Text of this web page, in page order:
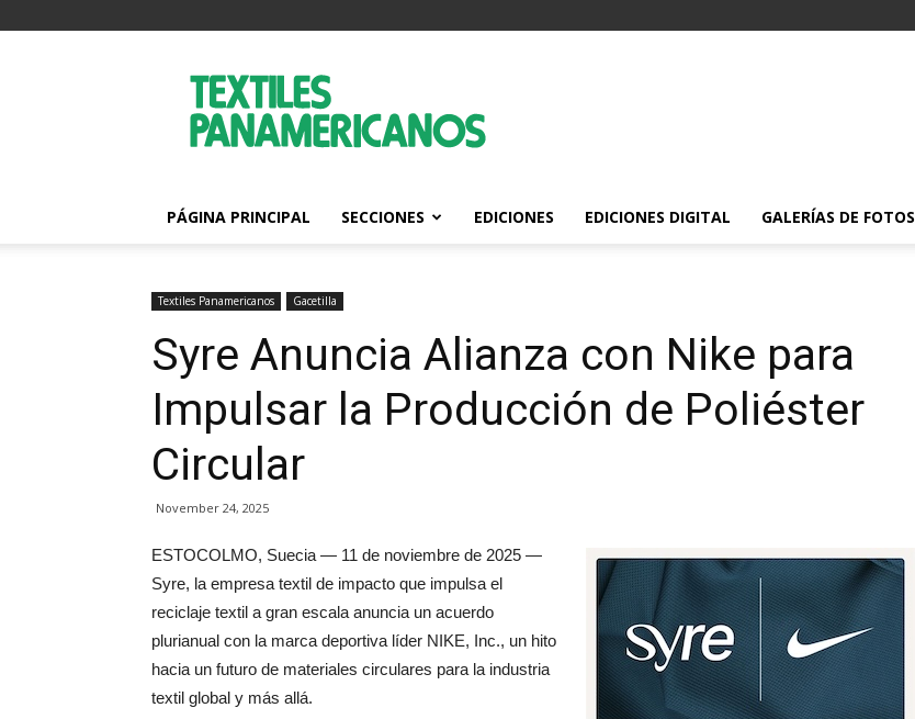
Textiles
Panamericanos
PÁGINA PRINCIPAL SECCIONES EDICIONES EDICIONES DIGITAL GALERÍAS DE FOTOS
Textiles Panamericanos Gacetilla
Syre Anuncia Alianza con Nike para
Impulsar la Producción de Poliéster
Circular
November 24, 2025
ESTOCOLMO, Suecia — 11 de noviembre de 2025 —
Syre, la empresa textil de impacto que impulsa el
reciclaje textil a gran escala anuncia un acuerdo
plurianual con la marca deportiva líder NIKE, Inc., un hito
hacia un futuro de materiales circulares para la industria
textil global y más allá.